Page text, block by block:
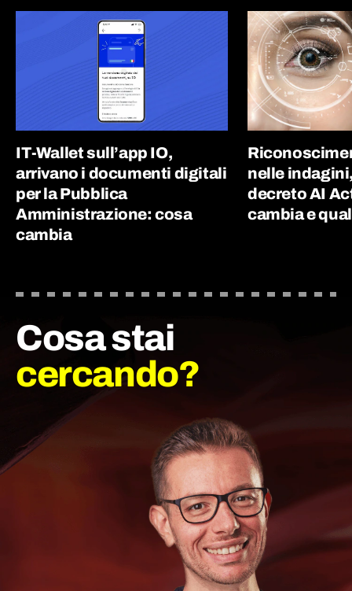
IT-Wallet sull’app IO,
arrivano i documenti digitali
per la Pubblica
Amministrazione: cosa
cambia
nelle
decreto AI
cambia e
Cosa stai
cercando?